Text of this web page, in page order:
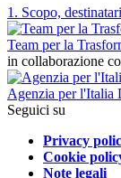
1. Scopo,
Team per la
in collaborazione
Agenzia per l'Italia
Seguici su
Privacy
Cookie
Note legali